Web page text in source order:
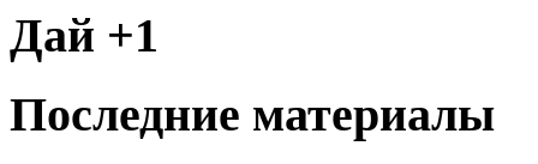
Дай +1
Последние материалы